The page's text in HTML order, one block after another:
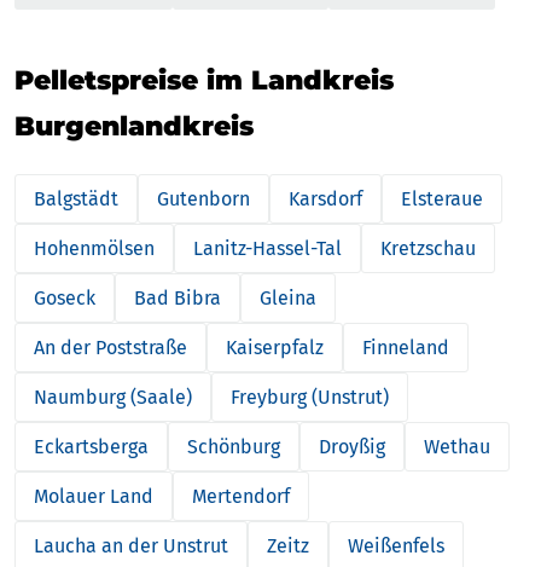
Pelletspreise im Landkreis
Burgenlandkreis
Balgstädt Gutenborn Karsdorf Elsteraue
Hohenmölsen Lanitz-Hassel-Tal Kretzschau
Goseck Bad Bibra Gleina
An der Poststraße Kaiserpfalz Finneland
Naumburg (Saale) Freyburg (Unstrut)
Eckartsberga Schönburg Droyßig Wethau
Molauer Land Mertendorf
Laucha an der Unstrut Zeitz Weißenfels